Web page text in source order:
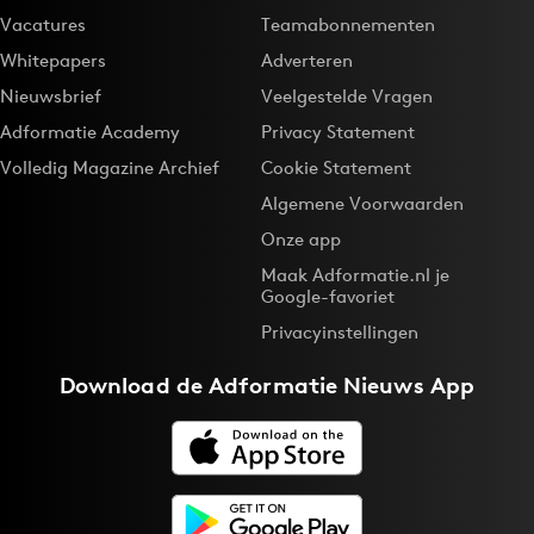
Media
Merkstrategie
PR
Programmatic
Purpose Marketing
Vacatures
Whitepapers
Nieuwsbrief
Adformatie Academy
Volledig Magazine Archief
Teamabonnementen
Adverteren
Veelgestelde Vragen
Privacy Statement
Cookie Statement
Algemene Voorwaarden
Onze app
Maak Adformatie.nl je
Google-favoriet
Privacyinstellingen
Download deAdformatie Nieuws App